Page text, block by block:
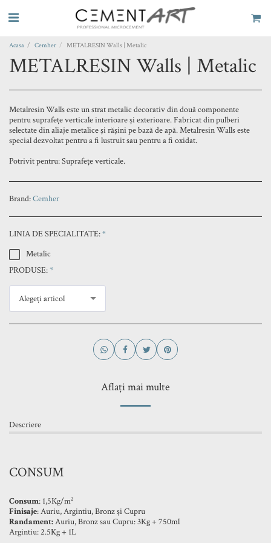
Acasa Cemher METALRESIN Walls | Metalic
METALRESIN Walls | Metalic
Metalresin Walls este un strat metalic decorativ din două componente
pentru suprafețe verticale interioare și exterioare. Fabricat din pulberi
selectate din aliaje metalice și rășini pe bază de apă. Metalresin Walls este
special dezvoltat pentru a fi lustruit sau pentru a fi oxidat.
Potrivit pentru: Suprafețe verticale.
Brand:Cemher
LINIA DE SPECIALITATE:*
Metalic
PRODUSE:*
Alegeți articol
Aflați mai multe
Descriere
CONSUM
Consum: 1,5Kg/m²
Finisaje: Auriu, Argintiu, Bronz și Cupru
Randament:Auriu, Bronz sau Cupru: 3Kg + 750ml
Argintiu: 2.5Kg + 1L